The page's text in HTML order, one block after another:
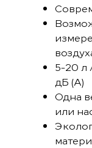
5-20 л
дБ (A)
Одна
или